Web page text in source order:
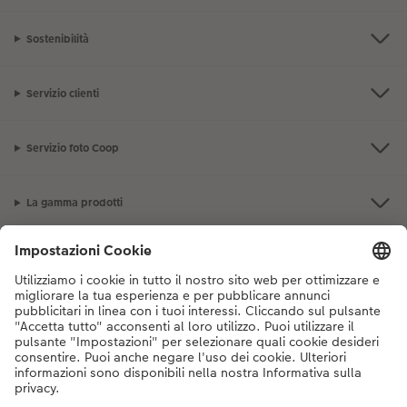
Sostenibilità
Servizio clienti
Servizio foto Coop
La gamma prodotti
I nostri consigli
Se hai domande sui prodotti o sull'ordine, non esitare a contattarci dal
lunedì alla domenica dalle 9:00 alle 20:00 (esclusi i giorni festivi) al
numero di telefono044 499 10 38 dal lunedì alla domenica, dalle 9:00 alle
20:00 (festività escluse)